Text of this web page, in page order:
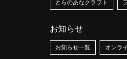
とらのあなクラフト
お知らせ
お知らせ一覧 オンラ